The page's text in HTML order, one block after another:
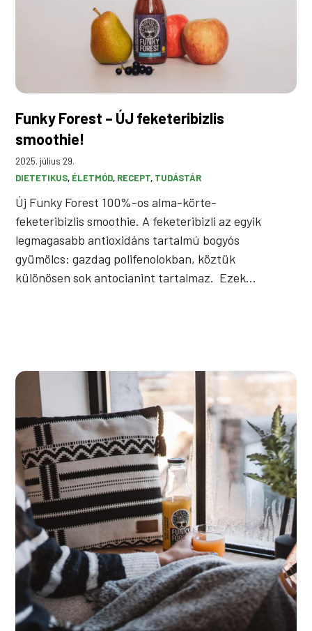
Funky Forest – ÚJ feketeribizlis
smoothie!
2025. július 29.
DIETETIKUS, ÉLETMÓD, RECEPT, TUDÁSTÁR
Új Funky Forest 100%-os alma-körte-
feketeribizlis smoothie. A feketeribizli az egyik
legmagasabb antioxidáns tartalmú bogyós
gyümölcs: gazdag polifenolokban, köztük
különösen sok antocianint tartalmaz. Ezek…